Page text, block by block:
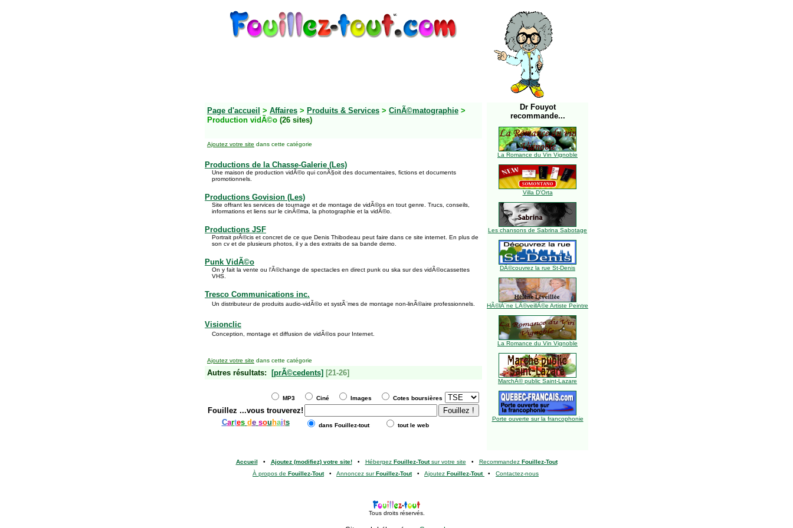
Page d'accueil > Affaires > Produits & Services > CinÃ©matographie >
Production vidÃ©o (26 sites)
Ajoutez votre site dans cette catégorie
Productions de la Chasse-Galerie (Les)
Une maison de production vidÃ©o qui conÃ§oit des documentaires, fictions et documents
promotionnels.
Productions Govision (Les)
Site offrant les services de tournage et de montage de vidÃ©os en tout genre. Trucs, conseils,
informations et liens sur le cinÃ©ma, la photographie et la vidÃ©o.
Productions JSF
Portrait prÃ©cis et concret de ce que Denis Thibodeau peut faire dans ce site internet. En plus de
son cv et de plusieurs photos, il y a des extraits de sa bande demo.
Punk VidÃ©o
On y fait la vente ou l'Ã©change de spectacles en direct punk ou ska sur des vidÃ©ocassettes
VHS.
Tresco Communications inc.
Un distributeur de produits audio-vidÃ©o et systÃ¨mes de montage non-linÃ©aire professionnels.
Visionclic
Conception, montage et diffusion de vidÃ©os pour Internet.
Dr Fouyot
recommande...
La Romance du Vin Vignoble
Villa D'Orta
Les chansons de Sabrina Sabotage
DÃ©couvrez la rue St-Denis
HÃ©lÃ¨ne LÃ©veillÃ©e Artiste Peintre
La Romance du Vin Vignoble
MarchÃ© public Saint-Lazare
Porte ouverte sur la francophonie
Ajoutez votre site dans cette catégorie
Autres résultats: [prÃ©cedents] [21-26]
MP3 Ciné Images Cotes boursières
Fouillez ...vous trouverez!
Cartes de sou haits dans Fouillez-tout tout le web
Accueil • Ajoutez (modifiez) votre site!• Hébergez Fouillez-Toutsur votre site • Recommandez Fouillez-Tout
À propos de Fouillez-Tout• Annoncez surFouillez-Tout• Ajoutez Fouillez-Tout • Contactez-nous
Tous droits réservés.